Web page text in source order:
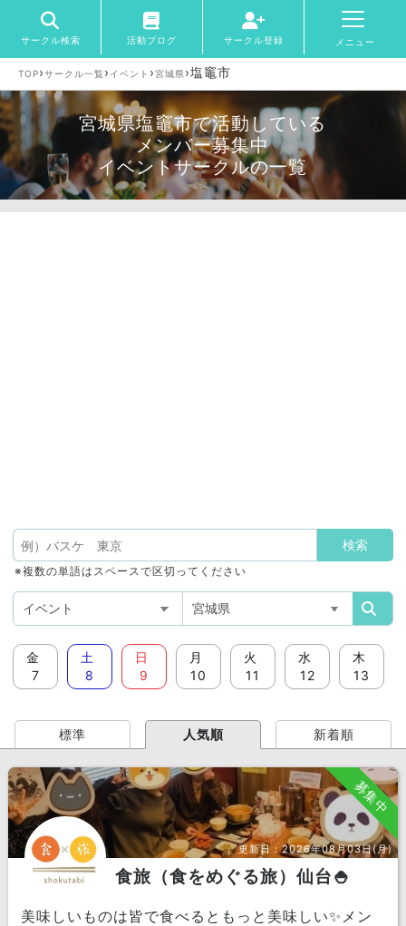
サークル検索 活動ブログ サークル登録 メニュー
TOP›サークル一覧 › イベント ›宮城県›塩竈市
宮城県塩竈市で活動している
メンバー募集中
イベントサークルの一覧
※複数の単語はスペースで区切ってください
金
7
土
8
日
9
月
10
火
11
水
12
木
13
標準 人気順 新着順
募集中
更新日：2026年08月03日(月)
食旅（食をめぐる旅）仙台🍚
美味しいものは皆で食べるともっと美味しい✨メン